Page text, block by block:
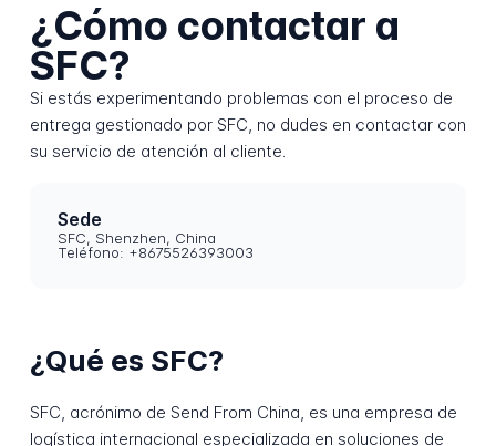
¿Cómo contactar a
SFC?
Si estás experimentando problemas con el proceso de
entrega gestionado por SFC, no dudes en contactar con
su servicio de atención al cliente.
Sede
SFC, Shenzhen, China
Teléfono: +8675526393003
¿Qué es SFC?
SFC, acrónimo de Send From China, es una empresa de
logística internacional especializada en soluciones de